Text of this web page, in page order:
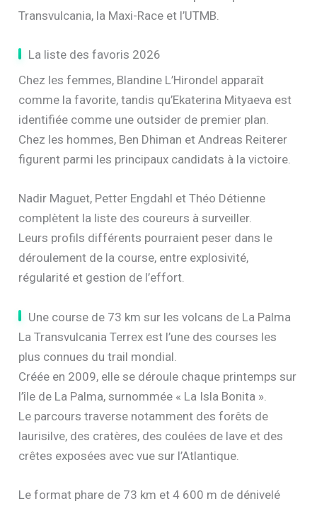
Transvulcania, la Maxi-Race et l’UTMB.
La liste des favoris 2026
Chez les femmes, Blandine L’Hirondel apparaît
comme la favorite, tandis qu’Ekaterina Mityaeva est
identifiée comme une outsider de premier plan.
Chez les hommes, Ben Dhiman et Andreas Reiterer
figurent parmi les principaux candidats à la victoire.
Nadir Maguet, Petter Engdahl et Théo Détienne
complètent la liste des coureurs à surveiller.
Leurs profils différents pourraient peser dans le
déroulement de la course, entre explosivité,
régularité et gestion de l’effort.
Une course de 73 km sur les volcans de La Palma
La Transvulcania Terrex est l’une des courses les
plus connues du trail mondial.
Créée en 2009, elle se déroule chaque printemps sur
l’île de La Palma, surnommée « La Isla Bonita ».
Le parcours traverse notamment des forêts de
laurisilve, des cratères, des coulées de lave et des
crêtes exposées avec vue sur l’Atlantique.
Le format phare de 73 km et 4 600 m de dénivelé